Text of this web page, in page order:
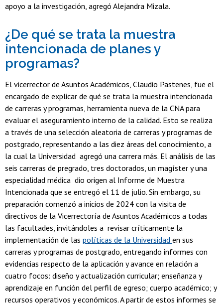
apoyo a la investigación, agregó Alejandra Mizala.
¿De qué se trata la muestra
intencionada de planes y
programas?
El vicerrector de Asuntos Académicos, Claudio Pastenes, fue el
encargado de explicar de qué se trata la muestra intencionada
de carreras y programas, herramienta nueva de la CNA para
evaluar el aseguramiento interno de la calidad. Esto se realiza
a través de una selección aleatoria de carreras y programas de
postgrado, representando a las diez áreas del conocimiento, a
la cual la Universidad agregó una carrera más. El análisis de las
seis carreras de pregrado, tres doctorados, un magíster y una
especialidad médica dio origen al Informe de Muestra
Intencionada que se entregó el 11 de julio. Sin embargo, su
preparación comenzó a inicios de 2024 con la visita de
directivos de la Vicerrectoría de Asuntos Académicos a todas
las facultades, invitándoles a revisar críticamente la
implementación de las políticas de la Universidad en sus
carreras y programas de postgrado, entregando informes con
evidencias respecto de la aplicación y avance en relación a
cuatro focos: diseño y actualización curricular; enseñanza y
aprendizaje en función del perfil de egreso; cuerpo académico; y
recursos operativos y económicos. A partir de estos informes se